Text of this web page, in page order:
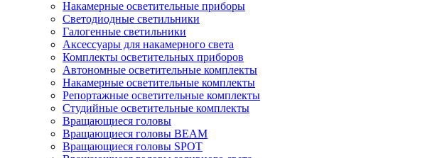
Накамерные осветительные приборы
Светодиодные светильники
Галогенные светильники
Аксессуары для накамерного света
Комплекты осветительных приборов
Автономные осветительные комплекты
Накамерные осветительные комплекты
Репортажные осветительные комплекты
Студийные осветительные комплекты
Вращающиеся головы
Вращающиеся головы BEAM
Вращающиеся головы SPOT